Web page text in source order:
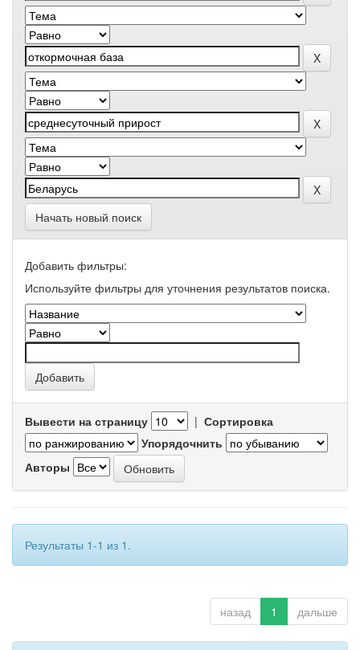
Начать новый поиск
Добавить фильтры:
Используйте фильтры для уточнения результатов поиска.
Вывести на страницу | Сортировка
Упорядочнить
Авторы
Результаты 1-1 из 1.
назад 1 дальше